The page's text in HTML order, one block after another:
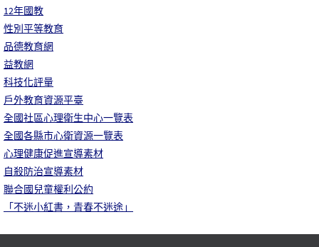
12年國教
性別平等教育
品德教育網
益教網
科技化評量
戶外教育資源平臺
全國社區心理衛生中心一覽表
全國各縣市心衛資源一覽表
心理健康促進宣導素材
自殺防治宣導素材
聯合國兒童權利公約
「不迷小紅書，青春不迷途」